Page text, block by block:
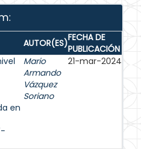
AUTOR(ES)FECHA DE
PUBLICACIÓN
en
Mario
Armando
Vázquez
Soriano
21-mar-2024